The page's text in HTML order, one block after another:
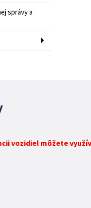
správy a
vozidiel môžete